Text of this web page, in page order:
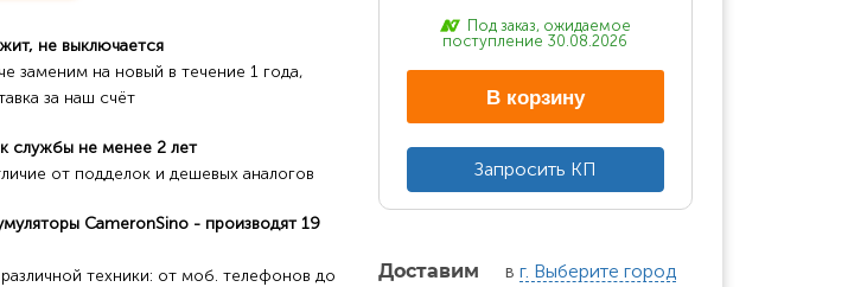
не выключается
заменим на новый в течение 1 года,
за наш счёт
службы не менее 2 лет
от подделок и дешевых аналогов
CameronSino - производят 19
техники: от моб. телефонов до
Под заказ, ожидаемое
поступление 30.08.2026
В корзину
Запросить КП
Доставим в г. Выберите город